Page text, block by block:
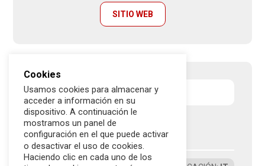
SITIO WEB
Eslovenia
SI‑CERT
Cookies
Usamos cookies para almacenar y
acceder a información en su
dispositivo. A continuación le
mostramos un panel de
configuración en el que puede activar
o desactivar el uso de cookies.
Haciendo clic en cada uno de los